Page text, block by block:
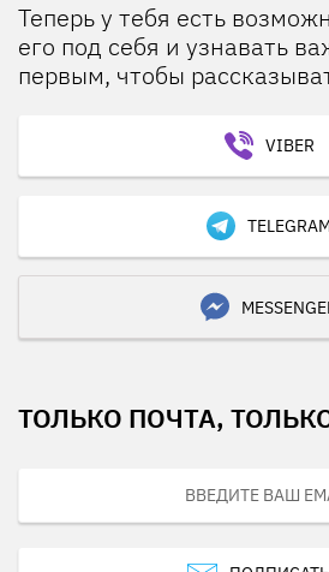
Теперь у тебя есть
его под себя и узнавать
первым, чтобы
VIBER
TELEGRAM
ТОЛЬКО ПОЧТА,